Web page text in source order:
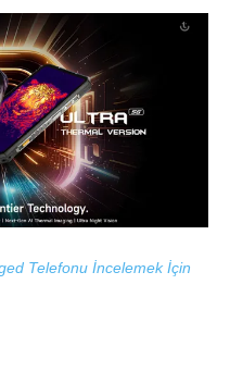
Telefonu İncelemek İçin